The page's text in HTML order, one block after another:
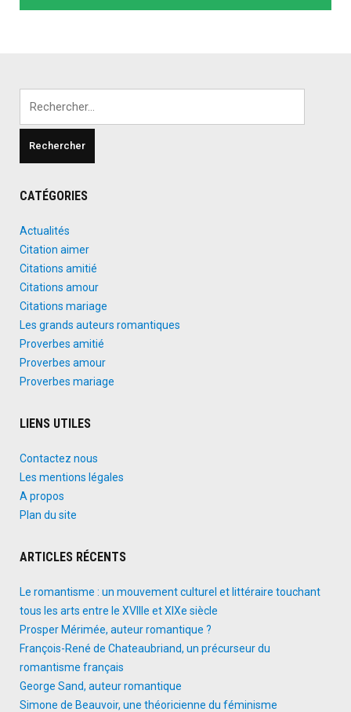
CATÉGORIES
Actualités
Citation aimer
Citations amitié
Citations amour
Citations mariage
Les grands auteurs romantiques
Proverbes amitié
Proverbes amour
Proverbes mariage
LIENS UTILES
Contactez nous
Les mentions légales
A propos
Plan du site
ARTICLES RÉCENTS
Le romantisme : un mouvement culturel et littéraire touchant
tous les arts entre le XVIIIe et XIXe siècle
Prosper Mérimée, auteur romantique ?
François-René de Chateaubriand, un précurseur du
romantisme français
George Sand, auteur romantique
Simone de Beauvoir, une théoricienne du féminisme